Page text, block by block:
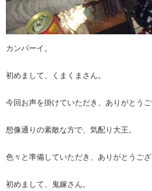
カンパーイ。
初めまして、くまくまさん。
今回お声を掛けていただき、ありがとうご
想像通りの素敵な方で、気配り大王。
色々と準備していただき、ありがとうござ
初めまして、鬼嫁さん。